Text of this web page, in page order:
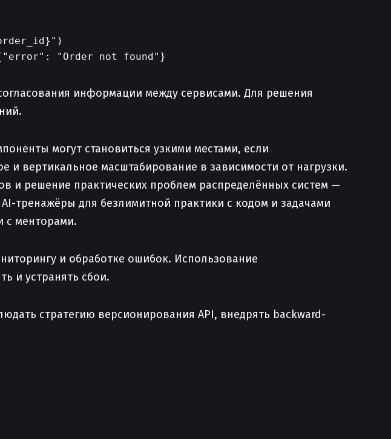
информации между сервисами. Для решения
могут становиться узкими местами, если
вертикальное масштабирование в зависимости от нагрузки.
и решение практических проблем распределённых систем —
тренажёры для безлимитной практики с кодом и задачами
с менторами.
и обработке ошибок. Использование
и устранять сбои.
стратегию версионирования API, внедрять backward-